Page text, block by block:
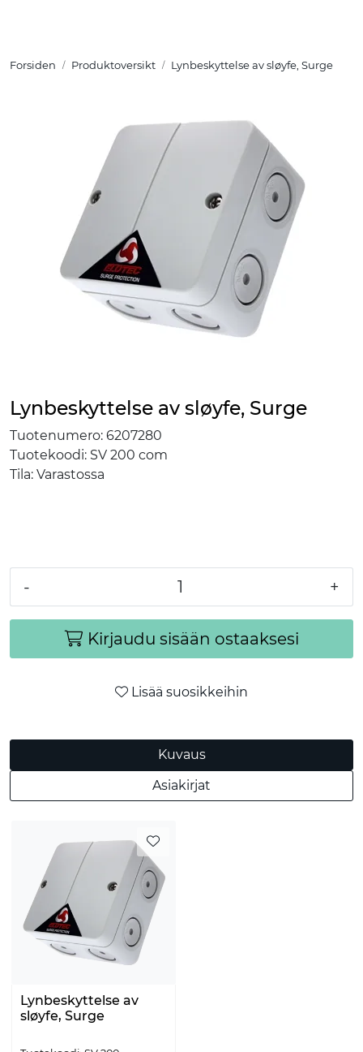
Forsiden Produktoversikt Lynbeskyttelse av sløyfe, Surge
Lynbeskyttelse av sløyfe, Surge
Tuotenumero: 6207280
Tuotekoodi: SV 200 com
Tila: Varastossa
- +
Kirjaudu sisään ostaaksesi
Lisää suosikkeihin
Kuvaus
Asiakirjat
Lynbeskyttelse av
sløyfe, Surge
Tuotteet
YHTEYSTIEDOT
Verkkokauppa